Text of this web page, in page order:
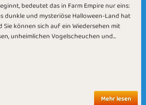
bedeutet das in Farm Empire nur eins:
dunkle und mysteriöse Halloween-Land hat
können sich auf ein Wiedersehen mit
unheimlichen Vogelscheuchen und...
Mehr lesen